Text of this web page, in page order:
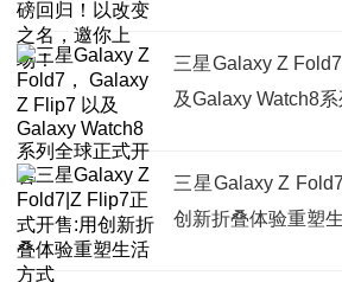
三星Galaxy Z
及Galaxy Watch8
三星Galaxy Z
创新折叠体验重塑